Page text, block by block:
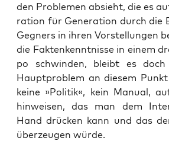
den Pro­ble­men absieht, die es
ra­ti­on für Gene­ra­ti­on durch die
Geg­ners in ihren Vor­stel­lun­gen
die Fak­ten­kennt­nis­se in einem
po schwin­den, bleibt es
Haupt­pro­blem an die­sem
kei­ne »Poli­tik«, kein Manu­al,
hin­wei­sen, das man dem
Hand drü­cken kann und das
über­zeu­gen würde.